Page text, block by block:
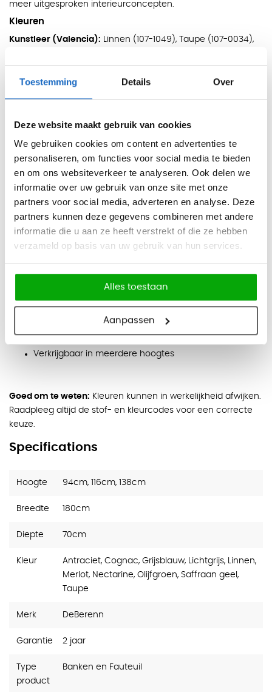
Toestemming Details Over
Deze website maakt gebruik van cookies
We gebruiken cookies om content en advertenties te
personaliseren, om functies voor social media te bieden
en om ons websiteverkeer te analyseren. Ook delen we
informatie over uw gebruik van onze site met onze
partners voor social media, adverteren en analyse. Deze
partners kunnen deze gegevens combineren met andere
informatie die u aan ze heeft verstrekt of die ze hebben
verzameld op basis van uw gebruik van hun services.
Alles toestaan
Aanpassen
meer uitgesproken interieurconcepten.
Kleuren
Kunstleer (Valencia): Linnen (107-1049), Taupe (107-0034),
4003), Merlot (107-2001), Rood (107-2075), Nectarine (107-
6003), Saffraan geel (107-6012), Olijfgroen (107-5001),
(3148)
Afmetingen
Hoogte: 94 / 116 / 138 cm
180 x 70 cm
Eigenschappen
3-zits treinbank met gesloten vorm
Geschikt voor restaurants, kantines en pauzeruimtes
Los te plaatsen of te combineren in opstellingen
Bekleed met kunstleer uit de Valencia-collectie
Onderhoudsvriendelijk en geschikt voor intensief
HPL-plint voor stabiele basis
Verkrijgbaar in meerdere hoogtes
Goed om te weten: Kleuren kunnen in werkelijkheid afwijken.
Raadpleeg altijd de stof- en kleurcodes voor een correcte
keuze.
Specifications
Hoogte 94cm, 116cm, 138cm
Breedte 180cm
Diepte 70cm
Kleur
Antraciet, Cognac, Grijsblauw, Lichtgrijs, Linnen,
Merlot, Nectarine, Olijfgroen, Saffraan geel,
Taupe
Merk DeBerenn
Garantie 2 jaar
Type
product
Banken en Fauteuil